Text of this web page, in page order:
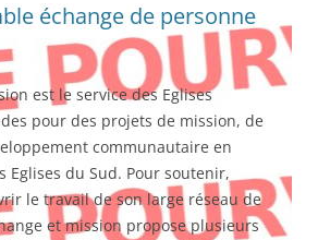
échange de personne
est le service des Eglises
pour des projets de mission, de
communautaire en
Eglises du Sud. Pour soutenir,
le travail de son large réseau de
et mission propose plusieurs